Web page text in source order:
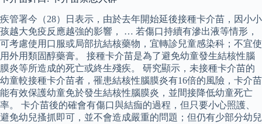
疾管署今（28）日表示，由於去年開始延後接種卡介苗，因小小
孩越大免疫反應越強的影響， … 若傷口持續有滲出液等情形，
可考慮使用口服或局部抗結核藥物，宜轉診兒童感染科；不宜使
用外用類固醇藥膏。 接種卡介苗是為了避免幼童發生結核性腦
膜炎等所造成的死亡或終生殘疾。 研究顯示，未接種卡介苗的
幼童較接種卡介苗者，罹患結核性腦膜炎有16倍的風險，卡介苗
能有效保護幼童免於發生結核性腦膜炎，並間接降低幼童死亡
率。 卡介苗後的確會有傷口與結痂的過程，但只要小心照護、
避免幼兒搔抓即可，並不會造成嚴重的問題；但仍有少部分幼兒